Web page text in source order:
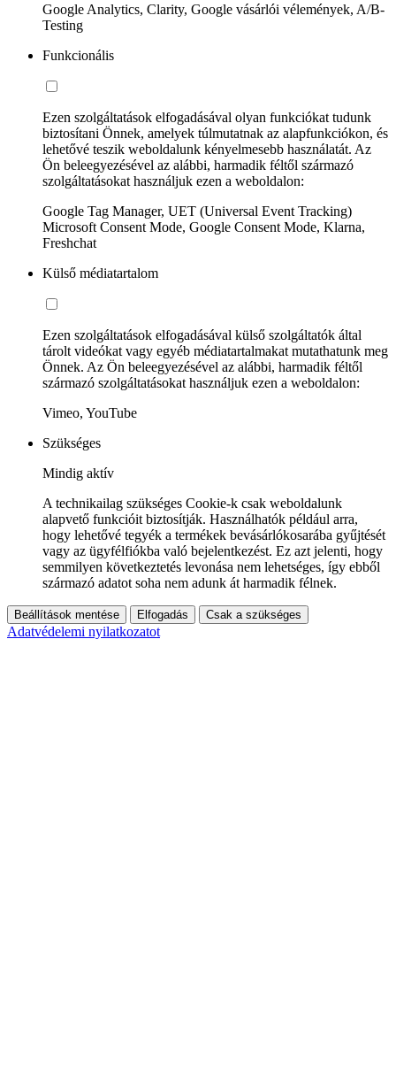
Google Analytics, Clarity, Google vásárlói vélemények, A/B-
Testing
Funkcionális
Ezen szolgáltatások elfogadásával olyan funkciókat tudunk
biztosítani Önnek, amelyek túlmutatnak az alapfunkciókon, és
lehetővé teszik weboldalunk kényelmesebb használatát. Az
Ön beleegyezésével az alábbi, harmadik féltől származó
szolgáltatásokat használjuk ezen a weboldalon:
Google Tag Manager, UET (Universal Event Tracking)
Microsoft Consent Mode, Google Consent Mode, Klarna,
Freshchat
Külső médiatartalom
Ezen szolgáltatások elfogadásával külső szolgáltatók által
tárolt videókat vagy egyéb médiatartalmakat mutathatunk meg
Önnek. Az Ön beleegyezésével az alábbi, harmadik féltől
származó szolgáltatásokat használjuk ezen a weboldalon:
Vimeo, YouTube
Szükséges
Mindig aktív
A technikailag szükséges Cookie-k csak weboldalunk
alapvető funkcióit biztosítják. Használhatók például arra,
hogy lehetővé tegyék a termékek bevásárlókosarába gyűjtését
vagy az ügyfélfiókba való bejelentkezést. Ez azt jelenti, hogy
semmilyen következtetés levonása nem lehetséges, így ebből
származó adatot soha nem adunk át harmadik félnek.
Beállítások mentése Elfogadás Csak a szükséges
Adatvédelemi nyilatkozatot